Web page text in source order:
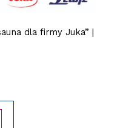
dla firmy Juka” |